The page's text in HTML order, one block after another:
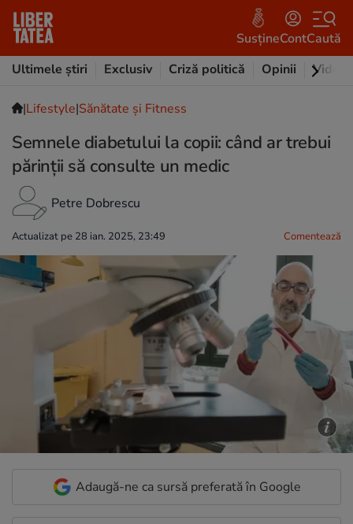
SusțineContCaută
Ultimele știri
Exclusiv Criză politică Opinii Video
|Lifestyle|Sănătate și Fitness
Semnele diabetului la copii: când ar trebui
părinții să consulte un medic
Petre Dobrescu
Actualizat pe 28 ian. 2025, 23:49 Comentează
Adaugă-ne ca sursă preferată în Google